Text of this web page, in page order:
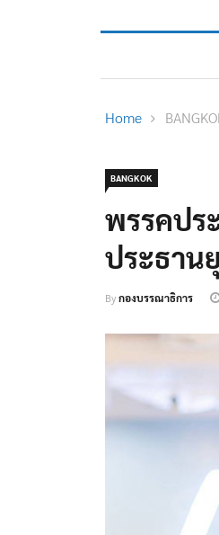
Home
BANGKOK
พรรคปร
ประธาน
Byกองบรรณาธิการ